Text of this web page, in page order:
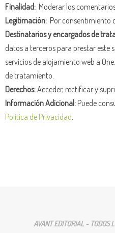
Finalidad: Moderar los
Legitimación: Por consentimiento
Destinatarios y encargados de
datos a terceros para prestar este
servicios de alojamiento web a
de tratamiento.
Derechos:Acceder, rectificar y
Información Adicional:Puede
Política de Privacidad
AVANT EDITORIAL - TODOS